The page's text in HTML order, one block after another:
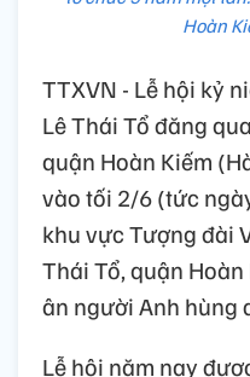
Hoàn
TTXVN - Lễ hội kỷ
Lê Thái Tổ đăng
quận Hoàn Kiếm
vào tối 2/6 (tức
khu vực Tượng đài
Thái Tổ, quận
ân người Anh hùng
Lễ hội năm nay